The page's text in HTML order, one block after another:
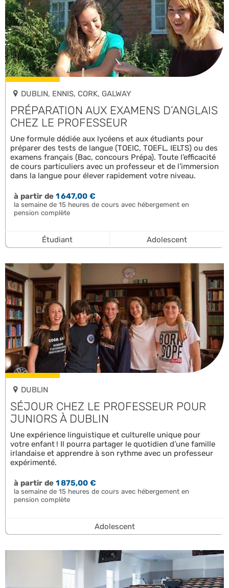
DUBLIN, ENNIS, CORK, GALWAY
PRÉPARATION AUX EXAMENS D’ANGLAIS
CHEZ LE PROFESSEUR
Une formule dédiée aux lycéens et aux étudiants pour
préparer des tests de langue (TOEIC, TOEFL, IELTS) ou des
examens français (Bac, concours Prépa). Toute l’efficacité
de cours particuliers avec un professeur et de l’immersion
dans la langue pour élever rapidement votre niveau.
à partir de1 647,00 €
la semaine de 15 heures de cours avec hébergement en
pension complète
Étudiant Adolescent
DUBLIN
SÉJOUR CHEZ LE PROFESSEUR POUR
JUNIORS À DUBLIN
Une expérience linguistique et culturelle unique pour
votre enfant ! Il pourra partager le quotidien d’une famille
irlandaise et apprendre à son rythme avec un professeur
expérimenté.
à partir de1 875,00 €
la semaine de 15 heures de cours avec hébergement en
pension complète
Adolescent